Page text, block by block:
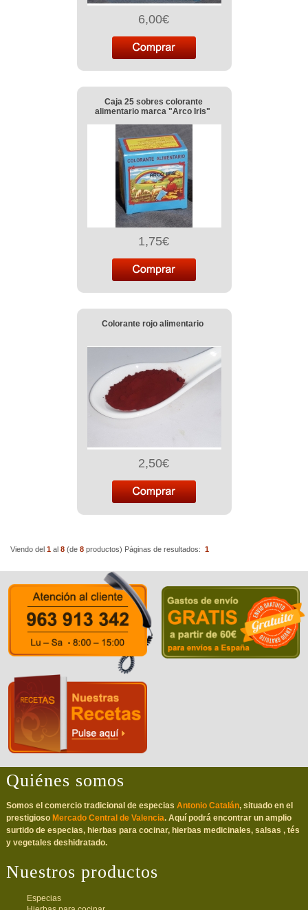
6,00€
Caja 25 sobres colorante
alimentario marca "Arco Iris"
1,75€
Colorante rojo alimentario
2,50€
Viendo del 1 al 8 (de 8 productos) Páginas de resultados: 1
Quiénes somos
Somos el comercio tradicional de especias Antonio Catalán, situado en el
prestigioso Mercado Central de Valencia. Aquí podrá encontrar un amplio
surtido de especias, hierbas para cocinar, hierbas medicinales, salsas , tés
y vegetales deshidratado.
Nuestros productos
Especias